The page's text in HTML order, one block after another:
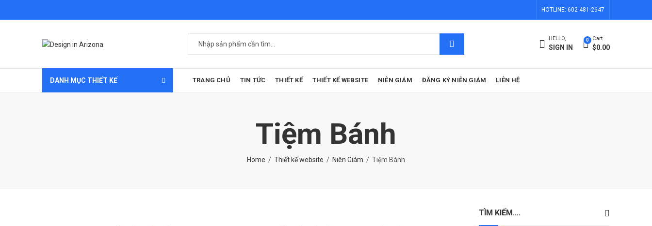
HOTLINE: 602-481-2647
HELLO,
SIGN IN
0 Cart
$0.00
DANH MỤC THIẾT KẾ TRANG CHỦ TIN TỨC THIẾT KẾ THIẾT KẾ WEBSITE NIÊN GIÁM ĐĂNG KÝ NIÊN GIÁM LIÊN HỆ
Tiệm Bánh
Home Thiết kế website Niên Giám Tiệm Bánh
TÌM KIẾM….